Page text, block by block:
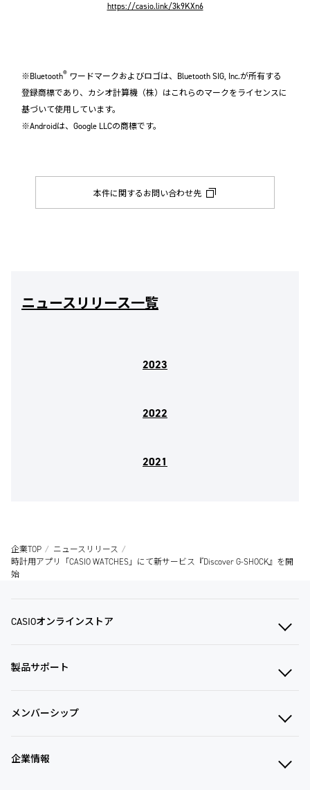
https://casio.link/3k9KXn6
※Bluetooth® ワードマークおよびロゴは、Bluetooth SIG, Inc.が所有する
登録商標であり、カシオ計算機（株）はこれらのマークをライセンスに
基づいて使用しています。
※Androidは、Google LLCの商標です。
本件に関するお問い合わせ先
ニュースリリース一覧
2023
2022
2021
企業TOP
ニュースリリース
時計用アプリ「CASIO WATCHES」にて新サービス『Discover G-SHOCK』を開
始
CASIOオンラインストア
製品サポート
メンバーシップ
企業情報